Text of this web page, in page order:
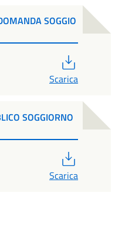
SOGGIO
Scarica
SOGGIORNO
Scarica